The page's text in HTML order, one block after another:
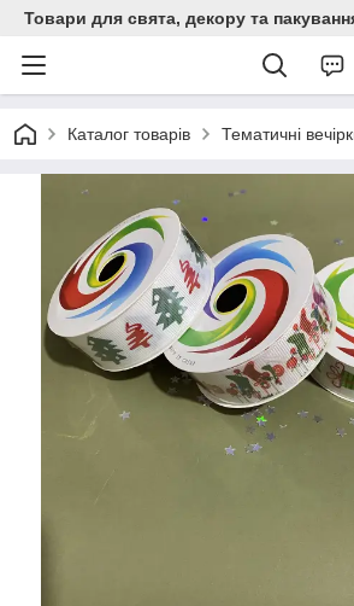
Товари для свята, декору та
Каталог товарів Тематичні